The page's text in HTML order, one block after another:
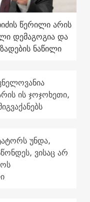
წერილი არის
დემაგოგია და
ნაწილი
ის ჯოჯოხეთი,
უნდა,
ვისაც არ